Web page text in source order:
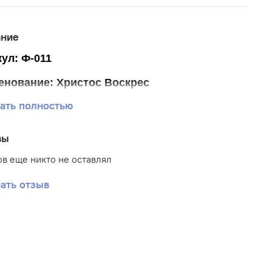
Ф-011
Христос Воскрес
фартука 14,5*14,5 см.
Габардин
Частичная
полностью
еще никто не оставлял
отзыв